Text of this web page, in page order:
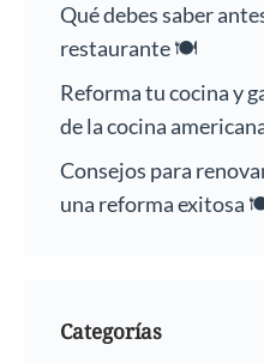
Qué debes saber
restaurante 🍽️
Reforma tu cocina y
de la cocina
Consejos para
una reforma exitosa
Categorías